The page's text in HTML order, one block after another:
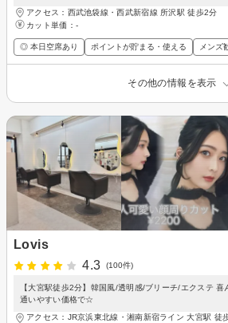
アクセス：西武池袋線・西武新宿線 所沢駅 徒歩2分
カット単価： -
◎ 本日空席あり ポイントが貯まる・使える メンズ
その他の情報を表示
Lovis
4.3
(100件)
【大宮駅徒歩2分】韓国風/透明感/ブリーチ/エクステ
通いやすい価格で☆
アクセス：JR京浜東北線・湘南新宿ライン 大宮駅 徒